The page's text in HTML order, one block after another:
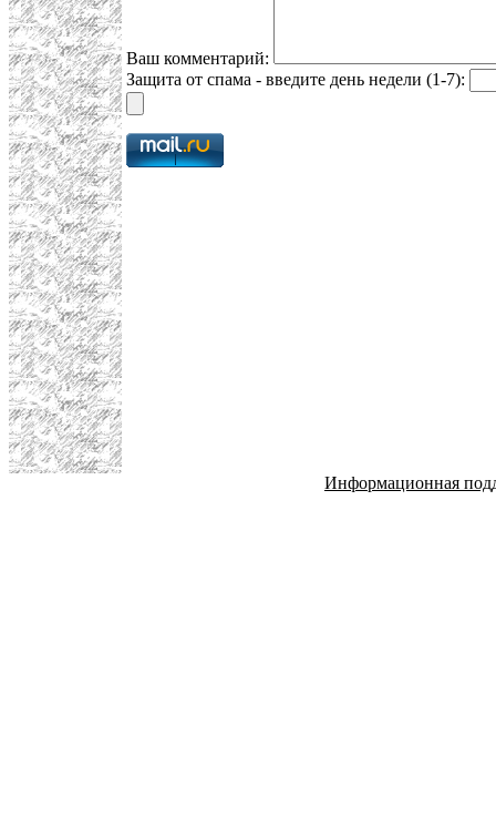
Ваш комментарий:
Защита от спама - введите день недели (1-7):
Информационная